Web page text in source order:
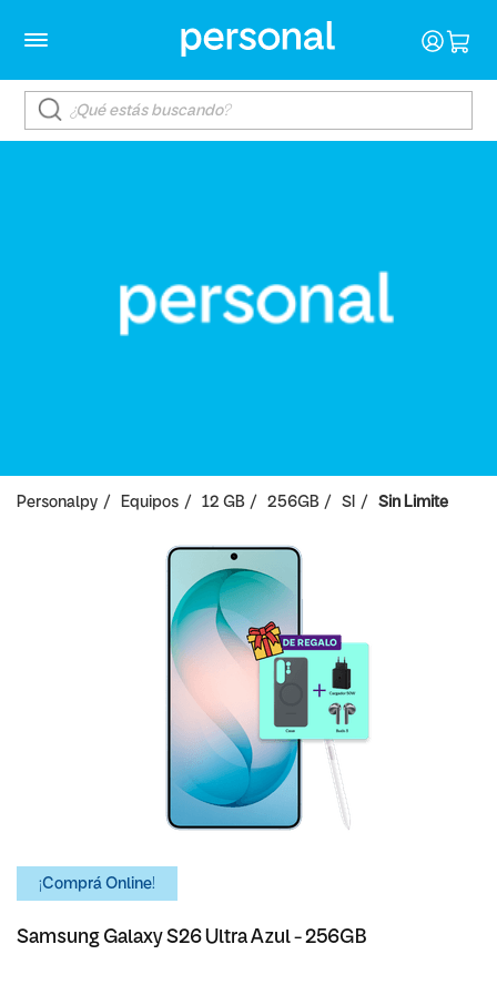
Personalpy Equipos 12 GB 256GB SI Sin Limite
¡Comprá Online!
Samsung Galaxy S26 Ultra Azul - 256GB